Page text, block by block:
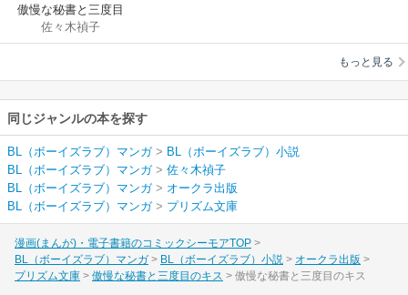
傲慢な秘書と三度目
のキス
佐々木禎子
もっと見る
同じジャンルの本を探す
BL（ボーイズラブ）マンガ> BL（ボーイズラブ）小説
BL（ボーイズラブ）マンガ> 佐々木禎子
BL（ボーイズラブ）マンガ> オークラ出版
BL（ボーイズラブ）マンガ> プリズム文庫
漫画(まんが)・電子書籍のコミックシーモアTOP
BL（ボーイズラブ）マンガ
BL（ボーイズラブ）小説
オークラ出版
プリズム文庫
傲慢な秘書と三度目のキス 傲慢な秘書と三度目のキス